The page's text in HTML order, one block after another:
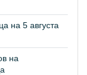
на 5 августа
на